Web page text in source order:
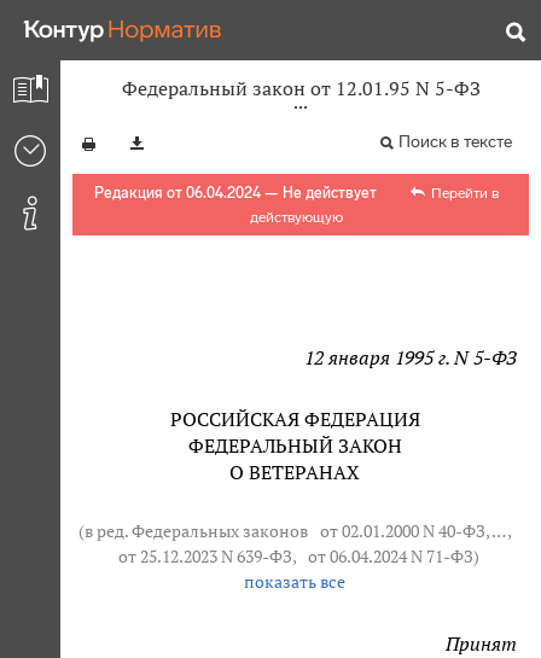
Федеральный закон от 12.01.95 N 5-ФЗ
Поиск в тексте
Редакция от 06.04.2024 — Не действует
Перейти в
действующую
12 января 1995 г. N 5-ФЗ
РОССИЙСКАЯ ФЕДЕРАЦИЯ
ФЕДЕРАЛЬНЫЙ ЗАКОН
О ВЕТЕРАНАХ
(в ред. Федеральных законов от 02.01.2000 N 40-ФЗ, … ,
от 25.12.2023 N 639-ФЗ, от 06.04.2024 N 71-ФЗ)
показать все
Принят